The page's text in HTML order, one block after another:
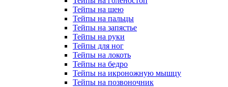
Тейпы на шею
Тейпы на пальцы
Тейпы на запястье
Тейпы на руки
Тейпы для ног
Тейпы на локоть
Тейпы на бедро
Тейпы на икроножную мышцу
Тейпы на позвоночник